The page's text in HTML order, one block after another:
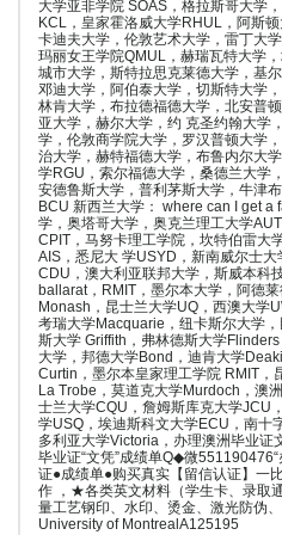
大学亚非学院 SOAS，格拉斯哥大学
KCL，皇家霍洛威大学RHUL，阿斯
卡迪夫大学，伦敦艺术大学，雷丁大
玛丽女王学院QMUL，赫瑞瓦特大学
城市大学，斯特拉思克莱德大学，基
邓迪大学，阿伯泰大学，切斯特大学
林肯大学，布拉德福德大学，北安普
亚大学，赫尔大学，约 克圣约翰大学
学，伦敦商学院大学，罗汉普顿大学
治大学，赫特福德大学，布鲁内尔大
学RGU，索尔福德大学，桑德兰大学
安德鲁斯大学，普利茅斯大学，牛津
BCU 新西兰大学： where can I get
学，奥塔哥大学，奥克兰理工大学
CPIT，马努卡理工学院，坎特伯雷大
AIS，悉尼大 学USYD，新南威尔士
CDU，澳大利亚联邦大学，斯威本科
ballarat，RMIT，墨尔本大学，阿德
Monash，昆士兰大学UQ，西澳大学
考瑞大学Macquarie，纽卡斯尔大学
斯大学 Griffith，弗林德斯大学
大学，邦德大学Bond，迪肯大学
Curtin，墨尔本皇家理工学院 RMIT，
La Trobe，莫道克大学Murdoch，澳
士兰大学CQU，詹姆斯库克大学JCU
学USQ，埃迪斯科文大学ECU，南十
多利亚大学Victoria，办理澳洲毕业证
毕业证“文凭”成绩单Q◆微
证●成绩单●购买真实【留信认证】一
作 ，★各类英文材料（学生卡、录取
量工艺钢印、水印、烫金、激光防伪
University of MontrealA125195